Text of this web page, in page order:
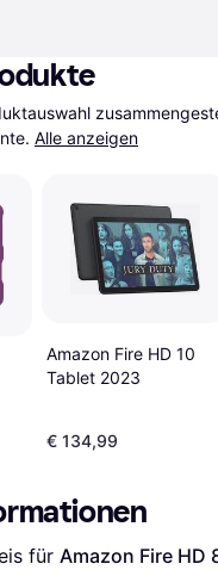
Alle anzeigen
Amazon Fire HD 10
Tablet 2023
€ 134,99
für Amazon Fire HD